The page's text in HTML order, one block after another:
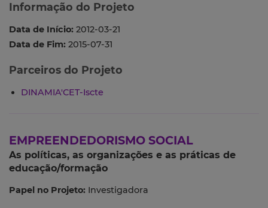
Informação do Projeto
Data de Início: 2012-03-21
Data de Fim: 2015-07-31
Parceiros do Projeto
DINAMIA'CET-Iscte
EMPREENDEDORISMO SOCIAL
As políticas, as organizações e as práticas de
educação/formação
Papel no Projeto: Investigadora